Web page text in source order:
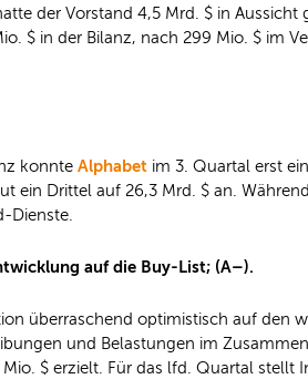
der Vorstand 4,5 Mrd. $ in
$ in der Bilanz, nach 299 Mio. $ im
konnte Alphabet im 3. Quartal erst
Drittel auf 26,3 Mrd. $ an.
Dienste.
auf die Buy-List; (A–).
überraschend optimistisch auf den
und Belastungen im
$ erzielt. Für das lfd. Quartal stellt